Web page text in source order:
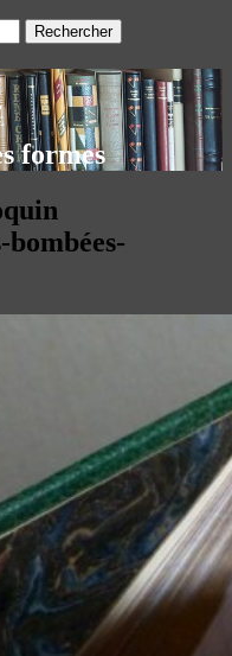
formes